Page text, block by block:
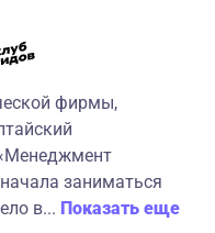
фирмы,
заниматься
в... Показать еще